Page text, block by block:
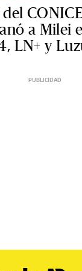
a Milei
LN+ y